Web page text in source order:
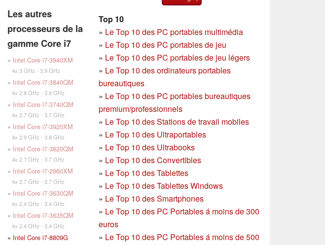
Les autres
processeurs de la
gamme Core i7
» Intel Core i7-3940XM
4x 3 GHz - 3.9 GHz
» Intel Core i7-3840QM
4x 2.8 GHz - 3.8 GHz
» Intel Core i7-3740QM
4x 2.7 GHz - 3.7 GHz
» Intel Core i7-3920XM
4x 2.9 GHz - 3.8 GHz
» Intel Core i7-3820QM
4x 2.7 GHz - 3.7 GHz
» Intel Core i7-2960XM
4x 2.7 GHz - 3.7 GHz
» Intel Core i7-3630QM
4x 2.4 GHz - 3.4 GHz
» Intel Core i7-3635QM
4x 2.4 GHz - 3.4 GHz
» Intel Core i7-8809G
Top 10
» Le Top 10 des PC portables multimédia
» Le Top 10 des PC portables de jeu
» Le Top 10 des PC portables de jeu légers
» Le Top 10 des ordinateurs portables
bureautiques
» Le Top 10 des PC portables bureautiques
premium/professionnels
» Le Top 10 des Stations de travail mobiles
» Le Top 10 des Ultraportables
» Le Top 10 des Ultrabooks
» Le Top 10 des Convertibles
» Le Top 10 des Tablettes
» Le Top 10 des Tablettes Windows
» Le Top 10 des Smartphones
» Le Top 10 des PC Portables á moins de 300
euros
» Le Top 10 des PC Portables á moins de 500